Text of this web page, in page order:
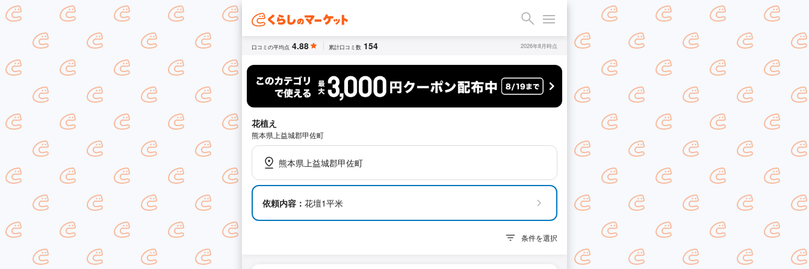
口コミの平均点 4.88 累計口コミ数 154 2026年8月時点
花植え
熊本県上益城郡甲佐町
熊本県上益城郡甲佐町
依頼内容： 花壇1平米
条件を選択